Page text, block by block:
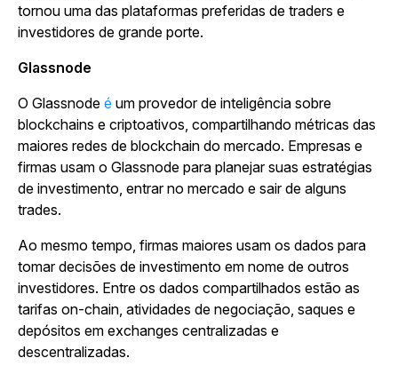
tornou uma das plataformas preferidas de traders e
investidores de grande porte.
Glassnode
O Glassnode é um provedor de inteligência sobre
blockchains e criptoativos, compartilhando métricas das
maiores redes de blockchain do mercado. Empresas e
firmas usam o Glassnode para planejar suas estratégias
de investimento, entrar no mercado e sair de alguns
trades.
Ao mesmo tempo, firmas maiores usam os dados para
tomar decisões de investimento em nome de outros
investidores. Entre os dados compartilhados estão as
tarifas on-chain, atividades de negociação, saques e
depósitos em exchanges centralizadas e
descentralizadas.